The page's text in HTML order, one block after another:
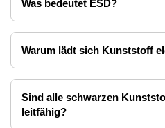
Was bedeutet ESD?
Warum lädt sich Kunststoff
Sind alle schwarzen
leitfähig?